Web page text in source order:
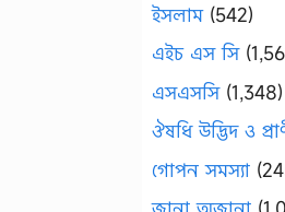
ইসলাম(542)
এইচ এস সি
এসএসসি(1,348)
ঔষধি উদ্ভিদ ও
গোপন সমস্যা